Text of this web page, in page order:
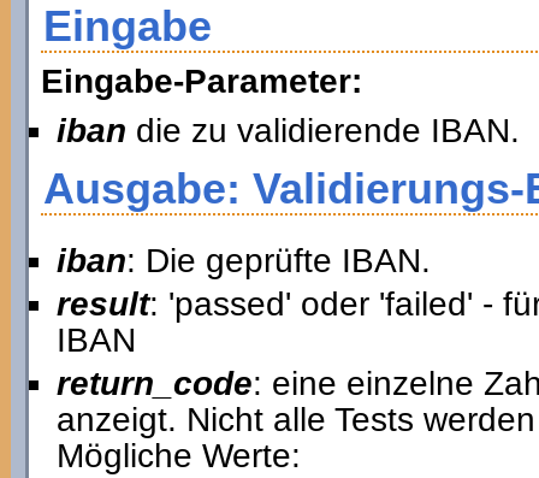
Eingabe
Eingabe-Parameter:
iban die zu validierende IBAN.
Ausgabe:
iban: Die geprüfte IBAN.
result: 'passed' oder 'failed' -
IBAN
return_code: eine einzelne
anzeigt. Nicht alle Tests
Mögliche Werte: